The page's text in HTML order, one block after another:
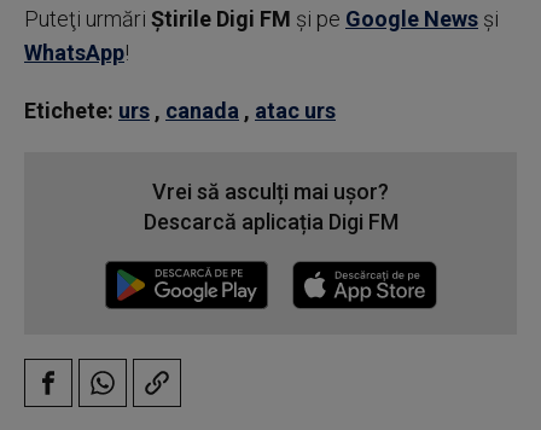
Puteţi urmări Știrile Digi FM şi pe Google News şi
WhatsApp!
Etichete: urs , canada , atac urs
Vrei să asculți mai ușor?
Descarcă aplicația Digi FM